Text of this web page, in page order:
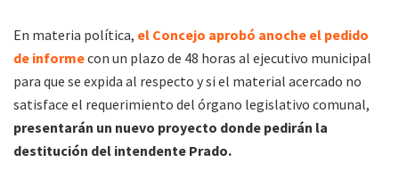
En materia política, el Concejo aprobó anoche el pedido
de informecon un plazo de 48 horas al ejecutivo municipal
para que se expida al respecto y si el material acercado no
satisface el requerimiento del órgano legislativo comunal,
presentarán un nuevo proyecto donde pedirán la
destitución del intendente Prado.